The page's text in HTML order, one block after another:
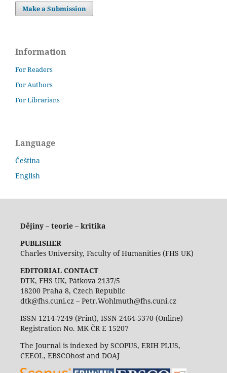
Make a Submission
Information
For Readers
For Authors
For Librarians
Language
Čeština
English
Dějiny – teorie – kritika
PUBLISHER
Charles University, Faculty of Humanities (FHS UK)
EDITORIAL CONTACT
DTK, FHS UK, Pátkova 2137/5
18200 Praha 8, Czech Republic
dtk@fhs.cuni.cz – Petr.Wohlmuth@fhs.cuni.cz
ISSN 1214-7249 (Print), ISSN 2464-5370 (Online)
Registration No. MK ČR E 15207
The Journal is indexed by SCOPUS, ERIH PLUS,
CEEOL, EBSCOhost and DOAJ